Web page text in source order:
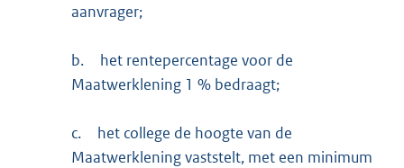
aanvrager;
b.
het rentepercentage voor de
Maatwerklening 1 % bedraagt;
c.
het college de hoogte van de
Maatwerklening vaststelt, met een minimum